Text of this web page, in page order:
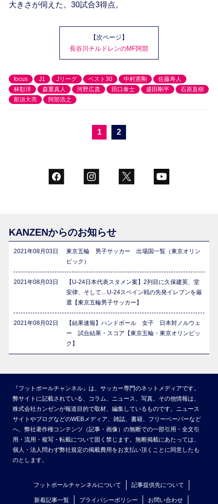
大きさが伺えた。30試合3得点。
【次ページ】
長谷川チルドレンのMF阿部
focus J1 Jリーグ ベスト30 中村憲剛
佐藤寿人
林彰洋
森重真人 河野広貴 田口泰士 盛田剛平
石原直樹
那須大亮
阿部浩之
1 2
KANZENからのお知らせ
2021年08月03日
東京五輪 男子サッカー 出場国一覧（東京オリン
ピック）
2021年08月03日
【U-24日本代表スタメン案】2列目に久保建英、堂
安律、そして…U-24スペイン戦の先発イレブンを厳
選【東京五輪男子サッカー】
2021年08月02日
【結果速報】ハンドボール 女子 日本対ノルウェ
ー 試合結果・スコア【東京五輪・東京オリンピッ
ク】
『フットボールチャンネル』は、サッカー専門のネットメディアです。
弊サイトに記載されている、コラム、ニュース、写真、その他情報は、
株式会社カンゼンが報道目的で取材、編集しているものです。ニュース
サイトやブログなどのWEBメディア、雑誌、書籍、フリーペーパーなど
へ、弊社著作権コンテンツ（記事・画像）の無断での一部引用・全文引
用・流用・複写・転載について固く禁じます。無断掲載にあたっては、
個人・法人問わず弊社規定の掲載費用をお支払い頂くことに同意したも
のとします。
フットボールチャンネルについて 記事提供先について
新着記事一覧 プライバシーポリシー お問い合わせ